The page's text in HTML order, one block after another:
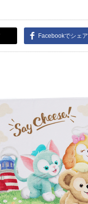
Facebookでシェア